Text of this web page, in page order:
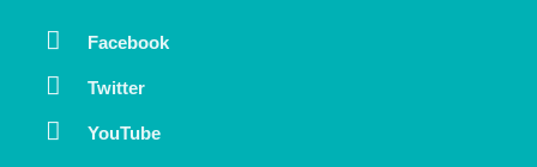
Facebook
Twitter
YouTube